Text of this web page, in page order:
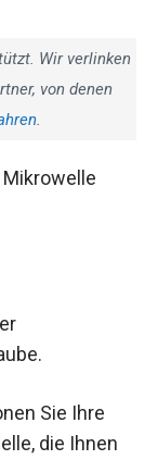
Wir verlinken
von denen
.
Sie Ihre
die Ihnen